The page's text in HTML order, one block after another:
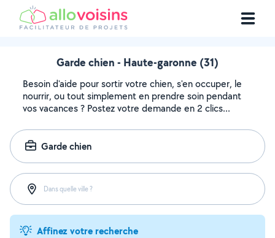
Garde chien - Haute-garonne (31)
Besoin d'aide pour sortir votre chien, s'en occuper, le
nourrir, ou tout simplement en prendre soin pendant
vos vacances ? Postez votre demande en 2 clics...
Garde chien
Dans quelle ville ?
Affinez votre recherche